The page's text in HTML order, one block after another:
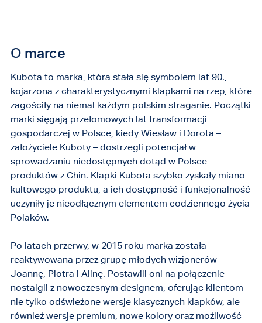
O marce
Kubota to marka, która stała się symbolem lat 90.,
kojarzona z charakterystycznymi klapkami na rzep, które
zagościły na niemal każdym polskim straganie. Początki
marki sięgają przełomowych lat transformacji
gospodarczej w Polsce, kiedy Wiesław i Dorota –
założyciele Kuboty – dostrzegli potencjał w
sprowadzaniu niedostępnych dotąd w Polsce
produktów z Chin. Klapki Kubota szybko zyskały miano
kultowego produktu, a ich dostępność i funkcjonalność
uczyniły je nieodłącznym elementem codziennego życia
Polaków.
Po latach przerwy, w 2015 roku marka została
reaktywowana przez grupę młodych wizjonerów –
Joannę, Piotra i Alinę. Postawili oni na połączenie
nostalgii z nowoczesnym designem, oferując klientom
nie tylko odświeżone wersje klasycznych klapków, ale
również wersje premium, nowe kolory oraz możliwość